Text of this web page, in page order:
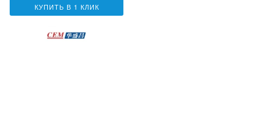
КУПИТЬ В 1 КЛИК